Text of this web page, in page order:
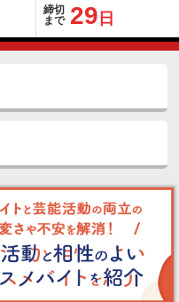
締切
まで 29 日